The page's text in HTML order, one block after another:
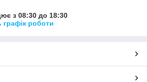
з 08:30 до 18:30
графік роботи